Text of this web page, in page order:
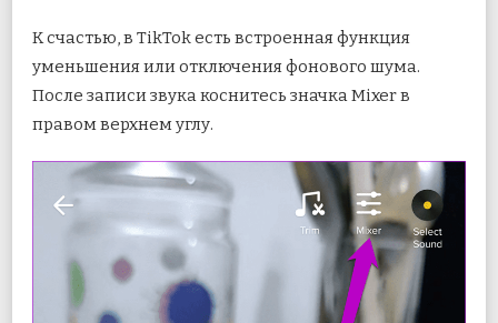
К счастью, в TikTok есть встроенная функция
уменьшения или отключения фонового шума.
После записи звука коснитесь значка Mixer в
правом верхнем углу.